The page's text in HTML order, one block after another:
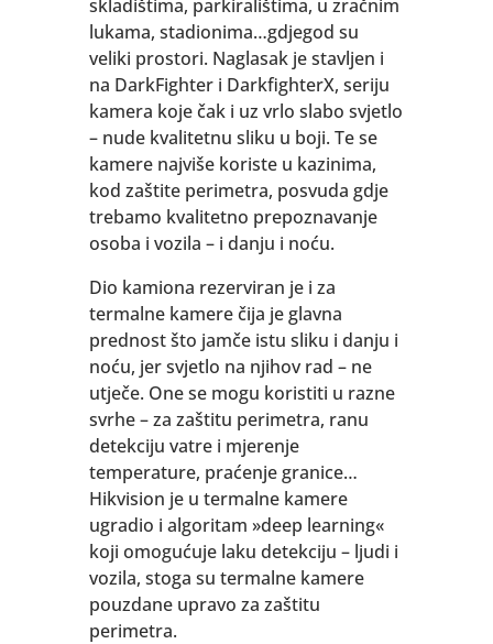
skladištima, parkiralištima, u zračnim
lukama, stadionima…gdjegod su
veliki prostori. Naglasak je stavljen i
na DarkFighter i DarkfighterX, seriju
kamera koje čak i uz vrlo slabo svjetlo
– nude kvalitetnu sliku u boji. Te se
kamere najviše koriste u kazinima,
kod zaštite perimetra, posvuda gdje
trebamo kvalitetno prepoznavanje
osoba i vozila – i danju i noću.
Dio kamiona rezerviran je i za
termalne kamere čija je glavna
prednost što jamče istu sliku i danju i
noću, jer svjetlo na njihov rad – ne
utječe. One se mogu koristiti u razne
svrhe – za zaštitu perimetra, ranu
detekciju vatre i mjerenje
temperature, praćenje granice…
Hikvision je u termalne kamere
ugradio i algoritam »deep learning«
koji omogućuje laku detekciju – ljudi i
vozila, stoga su termalne kamere
pouzdane upravo za zaštitu
perimetra.